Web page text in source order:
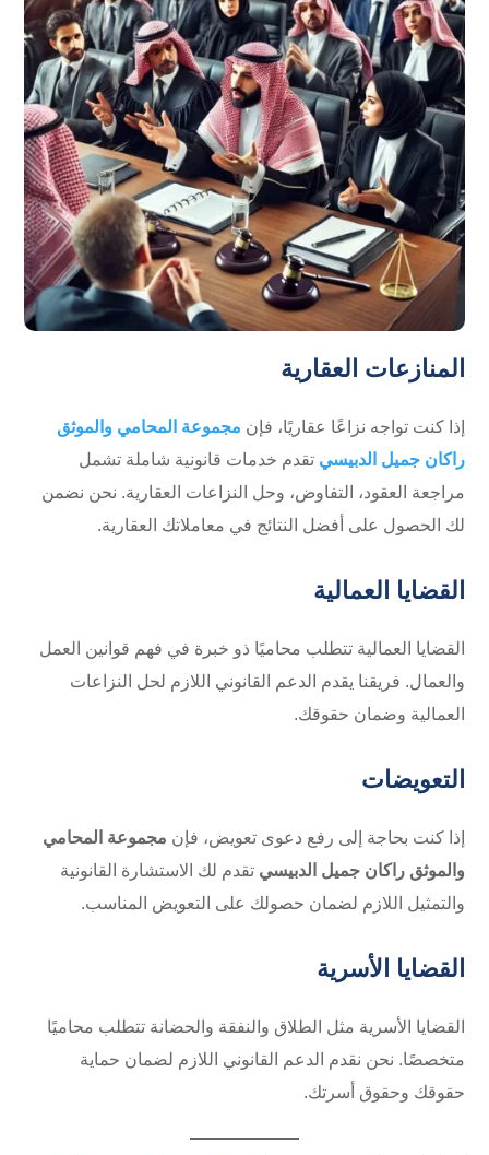
المنازعات العقارية
إذا كنت تواجه نزاعًا عقاريًا، فإن مجموعة المحامي والموثق
راكان جميل الدبيسي تقدم خدمات قانونية شاملة تشمل
مراجعة العقود، التفاوض، وحل النزاعات العقارية. نحن نضمن
لك الحصول على أفضل النتائج في معاملاتك العقارية.
القضايا العمالية
القضايا العمالية تتطلب محاميًا ذو خبرة في فهم قوانين العمل
والعمال. فريقنا يقدم الدعم القانوني اللازم لحل النزاعات
العمالية وضمان حقوقك.
التعويضات
إذا كنت بحاجة إلى رفع دعوى تعويض، فإن مجموعة المحامي
والموثق راكان جميل الدبيسي تقدم لك الاستشارة القانونية
والتمثيل اللازم لضمان حصولك على التعويض المناسب.
القضايا الأسرية
القضايا الأسرية مثل الطلاق والنفقة والحضانة تتطلب محاميًا
متخصصًا. نحن نقدم الدعم القانوني اللازم لضمان حماية
حقوقك وحقوق أسرتك.